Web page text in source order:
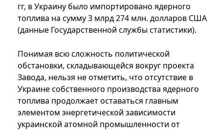
гг, в Украину было импортировано ядерного
топлива на сумму 3 млрд 274 млн. долларов США
(данные Государственной службы статистики).
Понимая всю сложность политической
обстановки, складывающейся вокруг проекта
Завода, нельзя не отметить, что отсутствие в
Украине собственного производства ядерного
топлива продолжает оставаться главным
элементом энергетической зависимости
украинской атомной промышленности от